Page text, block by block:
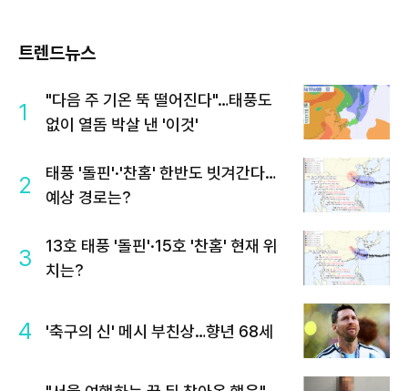
트렌드뉴스
1
"다음 주 기온 뚝 떨어진다"…태풍도
없이 열돔 박살 낸 '이것'
2
태풍 '돌핀'·'찬홈' 한반도 빗겨간다…
예상 경로는?
3
13호 태풍 '돌핀'·15호 '찬홈' 현재 위
치는?
4 '축구의 신' 메시 부친상…향년 68세